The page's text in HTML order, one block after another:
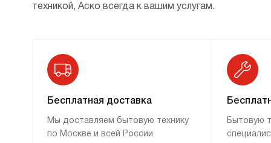
механизм удаления накипи;
возможность подогрева тарелок,
быстрого подогрева и сохранения тепла;
безопасно, и оно меньше нагревается;
техникой, Аско всегда к вашим услугам.
Бесплатная доставка
Мы доставляем бытовую технику
по Москве и всей России
Бытовую